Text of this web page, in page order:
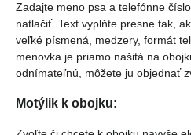
Zadajte meno psa a telefónne
natlačiť. Text vyplňte presne tak,
veľké písmená, medzery, formát
menovka je priamo našitá na
odnímateľnú, môžete ju objednať
Motýlik k obojku: